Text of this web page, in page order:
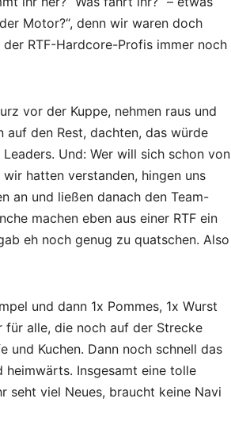
Motor?“, denn wir waren doch
RTF-Hardcore-Profis immer noch
vor der Kuppe, nehmen raus und
den Rest, dachten, das würde
Und: Wer will sich schon von
hatten verstanden, hingen uns
an und ließen danach den Team-
machen eben aus einer RTF ein
eh noch genug zu quatschen. Also
und dann 1x Pommes, 1x Wurst
für alle, die noch auf der Strecke
und Kuchen. Dann noch schnell das
heimwärts. Insgesamt eine tolle
seht viel Neues, braucht keine Navi